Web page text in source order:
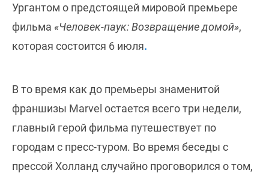
Ургантом о предстоящей мировой премьере
фильма «Человек-паук: Возвращение домой»,
которая состоится 6 июля.
В то время как до премьеры знаменитой
франшизы Marvel остается всего три недели,
главный герой фильма путешествует по
городам с пресс-туром. Во время беседы с
прессой Холланд случайно проговорился о том,